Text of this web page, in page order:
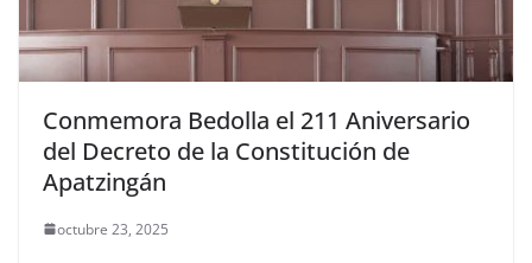
Conmemora Bedolla el 211 Aniversario
del Decreto de la Constitución de
Apatzingán
octubre 23, 2025